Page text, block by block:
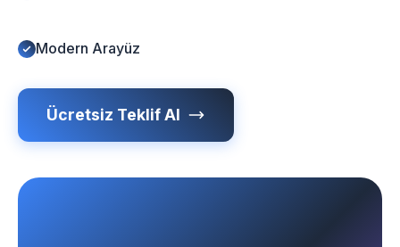
Modern Arayüz
Ücretsiz Teklif Al